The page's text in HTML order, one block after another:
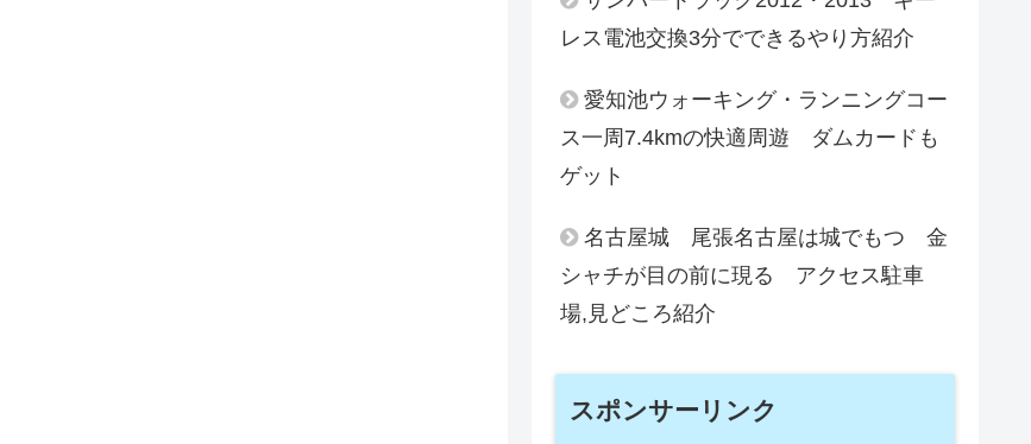
レス電池交換3分でできるやり方紹介
愛知池ウォーキング・ランニングコー
ス一周7.4kmの快適周遊 ダムカードも
ゲット
名古屋城 尾張名古屋は城でもつ 金
シャチが目の前に現る アクセス駐車
場,見どころ紹介
スポンサーリンク